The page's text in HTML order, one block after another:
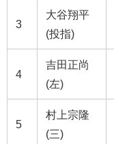
3
大谷翔平
(投指)
4
吉田正尚
(左)
5
村上宗隆
(三)